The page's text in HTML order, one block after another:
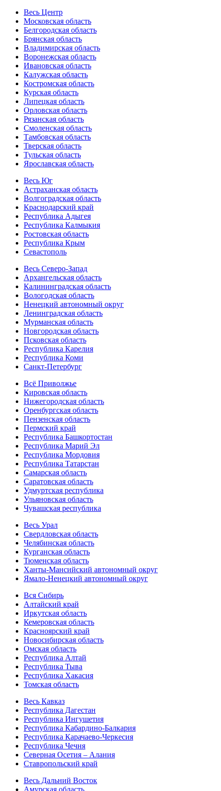
Весь Центр
Московская область
Белгородская область
Брянская область
Владимирская область
Воронежская область
Ивановская область
Калужская область
Костромская область
Курская область
Липецкая область
Орловская область
Рязанская область
Смоленская область
Тамбовская область
Тверская область
Тульская область
Ярославская область
Весь Юг
Астраханская область
Волгоградская область
Краснодарский край
Республика Адыгея
Республика Калмыкия
Ростовская область
Республика Крым
Севастополь
Весь Северо-Запад
Архангельская область
Калининградская область
Вологодская область
Ненецкий автономный округ
Ленинградская область
Мурманская область
Новгородская область
Псковская область
Республика Карелия
Республика Коми
Санкт-Петербург
Всё Приволжье
Кировская область
Нижегородская область
Оренбургская область
Пензенская область
Пермский край
Республика Башкортостан
Республика Марий Эл
Республика Мордовия
Республика Татарстан
Самарская область
Саратовская область
Удмуртская республика
Ульяновская область
Чувашская республика
Весь Урал
Свердловская область
Челябинская область
Курганская область
Тюменская область
Ханты-Мансийский автономный округ
Ямало-Ненецкий автономный округ
Вся Сибирь
Алтайский край
Иркутская область
Кемеровская область
Красноярский край
Новосибирская область
Омская область
Республика Алтай
Республика Тыва
Республика Хакасия
Томская область
Весь Кавказ
Республика Дагестан
Республика Ингушетия
Республика Кабардино-Балкария
Республика Карачаево-Черкесия
Республика Чечня
Северная Осетия – Алания
Ставропольский край
Весь Дальний Восток
Амурская область